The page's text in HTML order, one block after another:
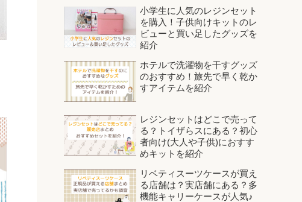
小学生に人気のレジンセット
を購入！子供向けキットのレ
ビューと買い足したグッズを
紹介
ホテルで洗濯物を干すグッズ
のおすすめ！旅先で早く乾か
すアイテムを紹介
レジンセットはどこで売って
る？トイザらスにある？初心
者向け(大人や子供)におすす
めキットを紹介
リベティスーツケースが買え
る店舗は？実店舗にある？多
機能キャリーケースが人気♪